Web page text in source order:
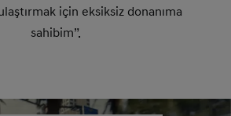
için eksiksiz donanıma
sahibim”.